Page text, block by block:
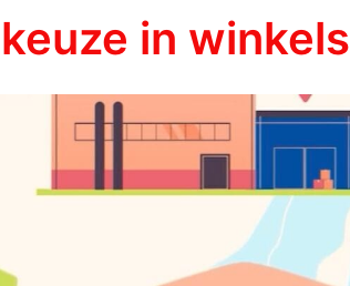
in winkels